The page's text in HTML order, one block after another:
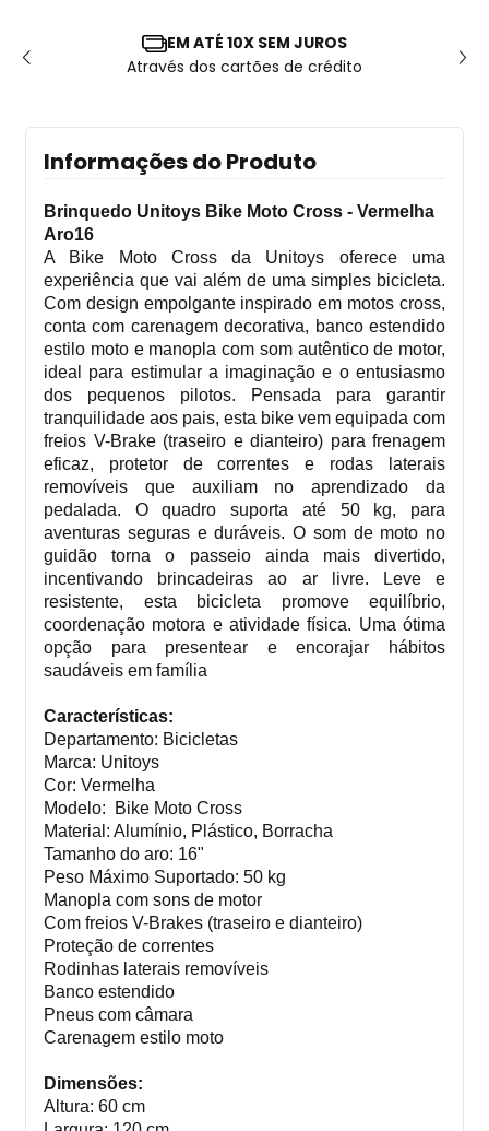
EM ATÉ 10X SEM JUROS
Através dos cartões de crédito
Informações do Produto
Brinquedo Unitoys Bike Moto Cross - Vermelha
Aro16
A Bike Moto Cross da Unitoys oferece uma
experiência que vai além de uma simples bicicleta.
Com design empolgante inspirado em motos cross,
conta com carenagem decorativa, banco estendido
estilo moto e manopla com som autêntico de motor,
ideal para estimular a imaginação e o entusiasmo
dos pequenos pilotos. Pensada para garantir
tranquilidade aos pais, esta bike vem equipada com
freios V-Brake (traseiro e dianteiro) para frenagem
eficaz, protetor de correntes e rodas laterais
removíveis que auxiliam no aprendizado da
pedalada. O quadro suporta até 50 kg, para
aventuras seguras e duráveis. O som de moto no
guidão torna o passeio ainda mais divertido,
incentivando brincadeiras ao ar livre. Leve e
resistente, esta bicicleta promove equilíbrio,
coordenação motora e atividade física. Uma ótima
opção para presentear e encorajar hábitos
saudáveis em família
Características:
Departamento: Bicicletas
Marca: Unitoys
Cor: Vermelha
Modelo:
Bike Moto Cross
Material: Alumínio, Plástico, Borracha
Tamanho do aro: 16"
Peso Máximo Suportado: 50 kg
Manopla com sons de motor
Com freios V-Brakes (traseiro e dianteiro)
Proteção de correntes
Rodinhas laterais removíveis
Banco estendido
Pneus com câmara
Carenagem estilo moto
Dimensões:
Altura: 60 cm